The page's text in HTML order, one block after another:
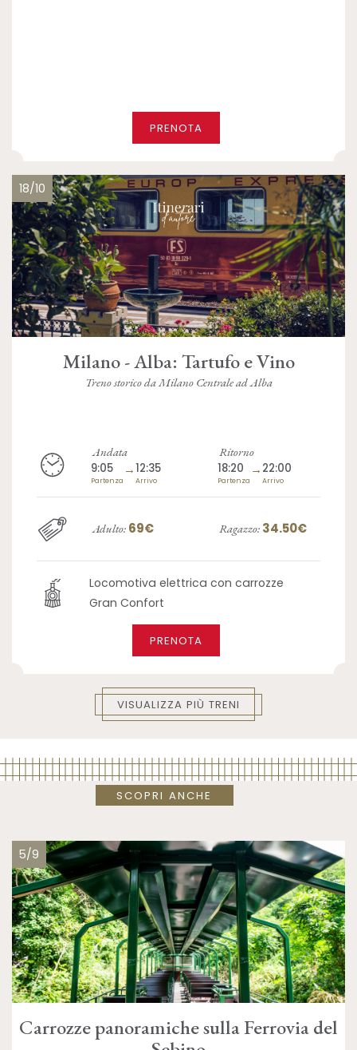
PRENOTA
18/10
Milano - Alba: Tartufo e Vino
Treno storico da Milano Centrale ad Alba
Andata
9:05
Partenza
→12:35
Arrivo
Ritorno
18:20
Partenza
→ 22:00
Arrivo
Adulto: 69€ Ragazzo: 34.50€
Locomotiva elettrica con carrozze
Gran Confort
PRENOTA
VISUALIZZA PIÙ TRENI
SCOPRI ANCHE
5/9
Carrozze panoramiche sulla Ferrovia del